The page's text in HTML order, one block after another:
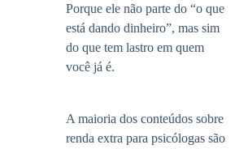
Porque ele não parte do “o que
está dando dinheiro”, mas sim
do que tem lastro em quem
você já é.
A maioria dos conteúdos sobre
renda extra para psicólogas são